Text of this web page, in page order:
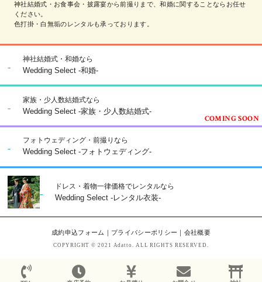
神社結婚式・お食事会・披露宴から前撮りまで、和婚に関することならお任せ
ください。
色打掛・白無垢のレンタルも承っております。
神社結婚式・和婚なら
Wedding Select -和婚-
家族・少人数結婚式なら
Wedding Select -家族・少人数結婚式-
フォトウェディング・前撮りなら
Wedding Select -フォトウェディング-
ドレス・着物一律価格でレンタルなら
Wedding Select -レンタル衣装-
成約申込フォーム プライバシーポリシー 会社概要
COPYRIGHT © 2021 Adatto. ALL RIGHTS RESERVED.